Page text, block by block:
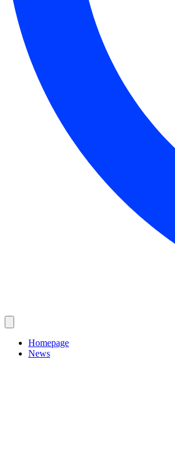
Homepage
News